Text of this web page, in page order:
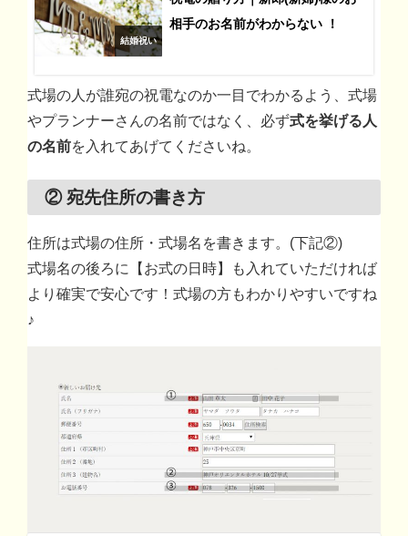
結婚祝い
相手のお名前がわからない ！
式場の人が誰宛の祝電なのか一目でわかるよう、式場
やプランナーさんの名前ではなく、必ず式を挙げる人
の名前を入れてあげてくださいね。
② 宛先住所の書き方
住所は式場の住所・式場名を書きます。(下記②)
式場名の後ろに【お式の日時】も入れていただければ
より確実で安心です！式場の方もわかりやすいですね
♪